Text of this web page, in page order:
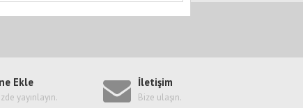
Ekle
yayınlayın.
İletişim
Bize ulaşın.